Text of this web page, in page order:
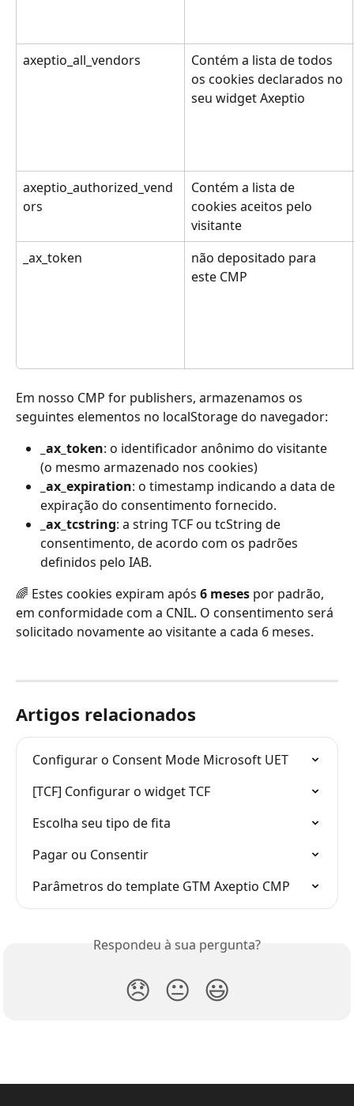
axeptio_all_vendors
Contém a lista de todos
os cookies declarados no
seu widget Axeptio
axeptio_authorized_vend
ors
Contém a lista de
cookies aceitos pelo
visitante
_ax_token
não depositado para
este CMP
Em nosso CMP for publishers, armazenamos os
seguintes elementos no localStorage do navegador:
_ax_token: o identificador anônimo do visitante
(o mesmo armazenado nos cookies)
_ax_expiration: o timestamp indicando a data de
expiração do consentimento fornecido.
_ax_tcstring: a string TCF ou tcString de
consentimento, de acordo com os padrões
definidos pelo IAB.
🌈 Estes cookies expiram após 6 meses por padrão,
em conformidade com a CNIL. O consentimento será
solicitado novamente ao visitante a cada 6 meses.
Artigos relacionados
Configurar o Consent Mode Microsoft UET
[TCF] Configurar o widget TCF
Escolha seu tipo de fita
Pagar ou Consentir
Parâmetros do template GTM Axeptio CMP
Respondeu à sua pergunta?
😞 😐 😃